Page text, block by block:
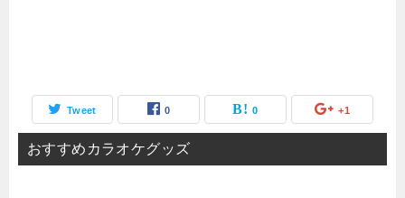
Tweet 0 0 +1
おすすめカラオケグッズ